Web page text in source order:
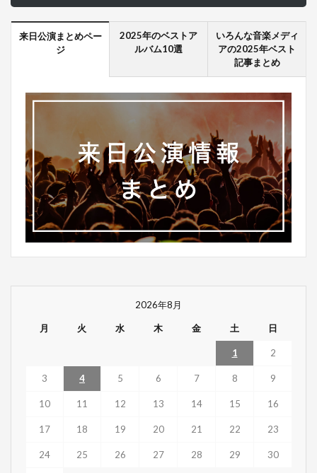
来日公演まとめペー
ジ
2025年のベストア
ルバム10選
いろんな音楽メディ
アの2025年ベスト
記事まとめ
2026年8月
月 火 水 木 金 土 日
1 2
3 4 5 6 7 8 9
10 11 12 13 14 15 16
17 18 19 20 21 22 23
24 25 26 27 28 29 30